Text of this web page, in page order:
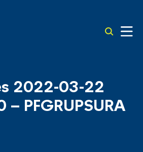
2022-03-22
PFGRUPSURA